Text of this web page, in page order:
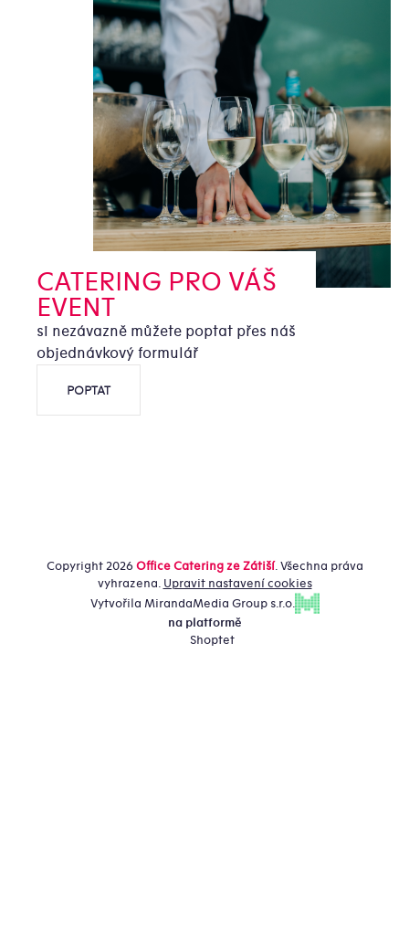
CATERING PRO VÁŠ
EVENT
si nezávazně můžete poptat přes náš
objednávkový formulář
POPTAT
Vytvořila MirandaMedia Group s.r.o.
na platformě
Shoptet
Copyright 2026Office Catering ze Zátiší. Všechna práva
vyhrazena. Upravit nastavení cookies